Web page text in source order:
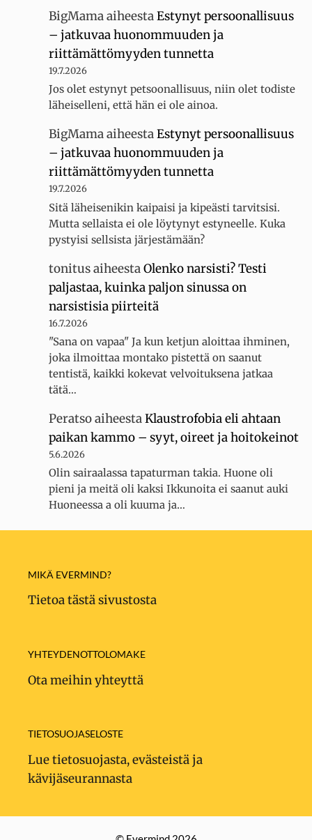
BigMamaaiheestaEstynyt persoonallisuus
– jatkuvaa huonommuuden ja
riittämättömyyden tunnetta
19.7.2026
Jos olet estynyt petsoonallisuus, niin olet todiste
läheiselleni, että hän ei ole ainoa.
BigMamaaiheestaEstynyt persoonallisuus
– jatkuvaa huonommuuden ja
riittämättömyyden tunnetta
19.7.2026
Sitä läheisenikin kaipaisi ja kipeästi tarvitsisi.
Mutta sellaista ei ole löytynyt estyneelle. Kuka
pystyisi sellsista järjestämään?
tonitusaiheestaOlenko narsisti? Testi
paljastaa, kuinka paljon sinussa on
narsistisia piirteitä
16.7.2026
"Sana on vapaa" Ja kun ketjun aloittaa ihminen,
joka ilmoittaa montako pistettä on saanut
tentistä, kaikki kokevat velvoituksena jatkaa
tätä…
PeratsoaiheestaKlaustrofobia eli ahtaan
paikan kammo – syyt, oireet ja hoitokeinot
5.6.2026
Olin sairaalassa tapaturman takia. Huone oli
pieni ja meitä oli kaksi Ikkunoita ei saanut auki
Huoneessa a oli kuuma ja…
MIKÄ EVERMIND?
Tietoa tästä sivustosta
YHTEYDENOTTOLOMAKE
Ota meihin yhteyttä
TIETOSUOJASELOSTE
Lue tietosuojasta, evästeistä ja
kävijäseurannasta